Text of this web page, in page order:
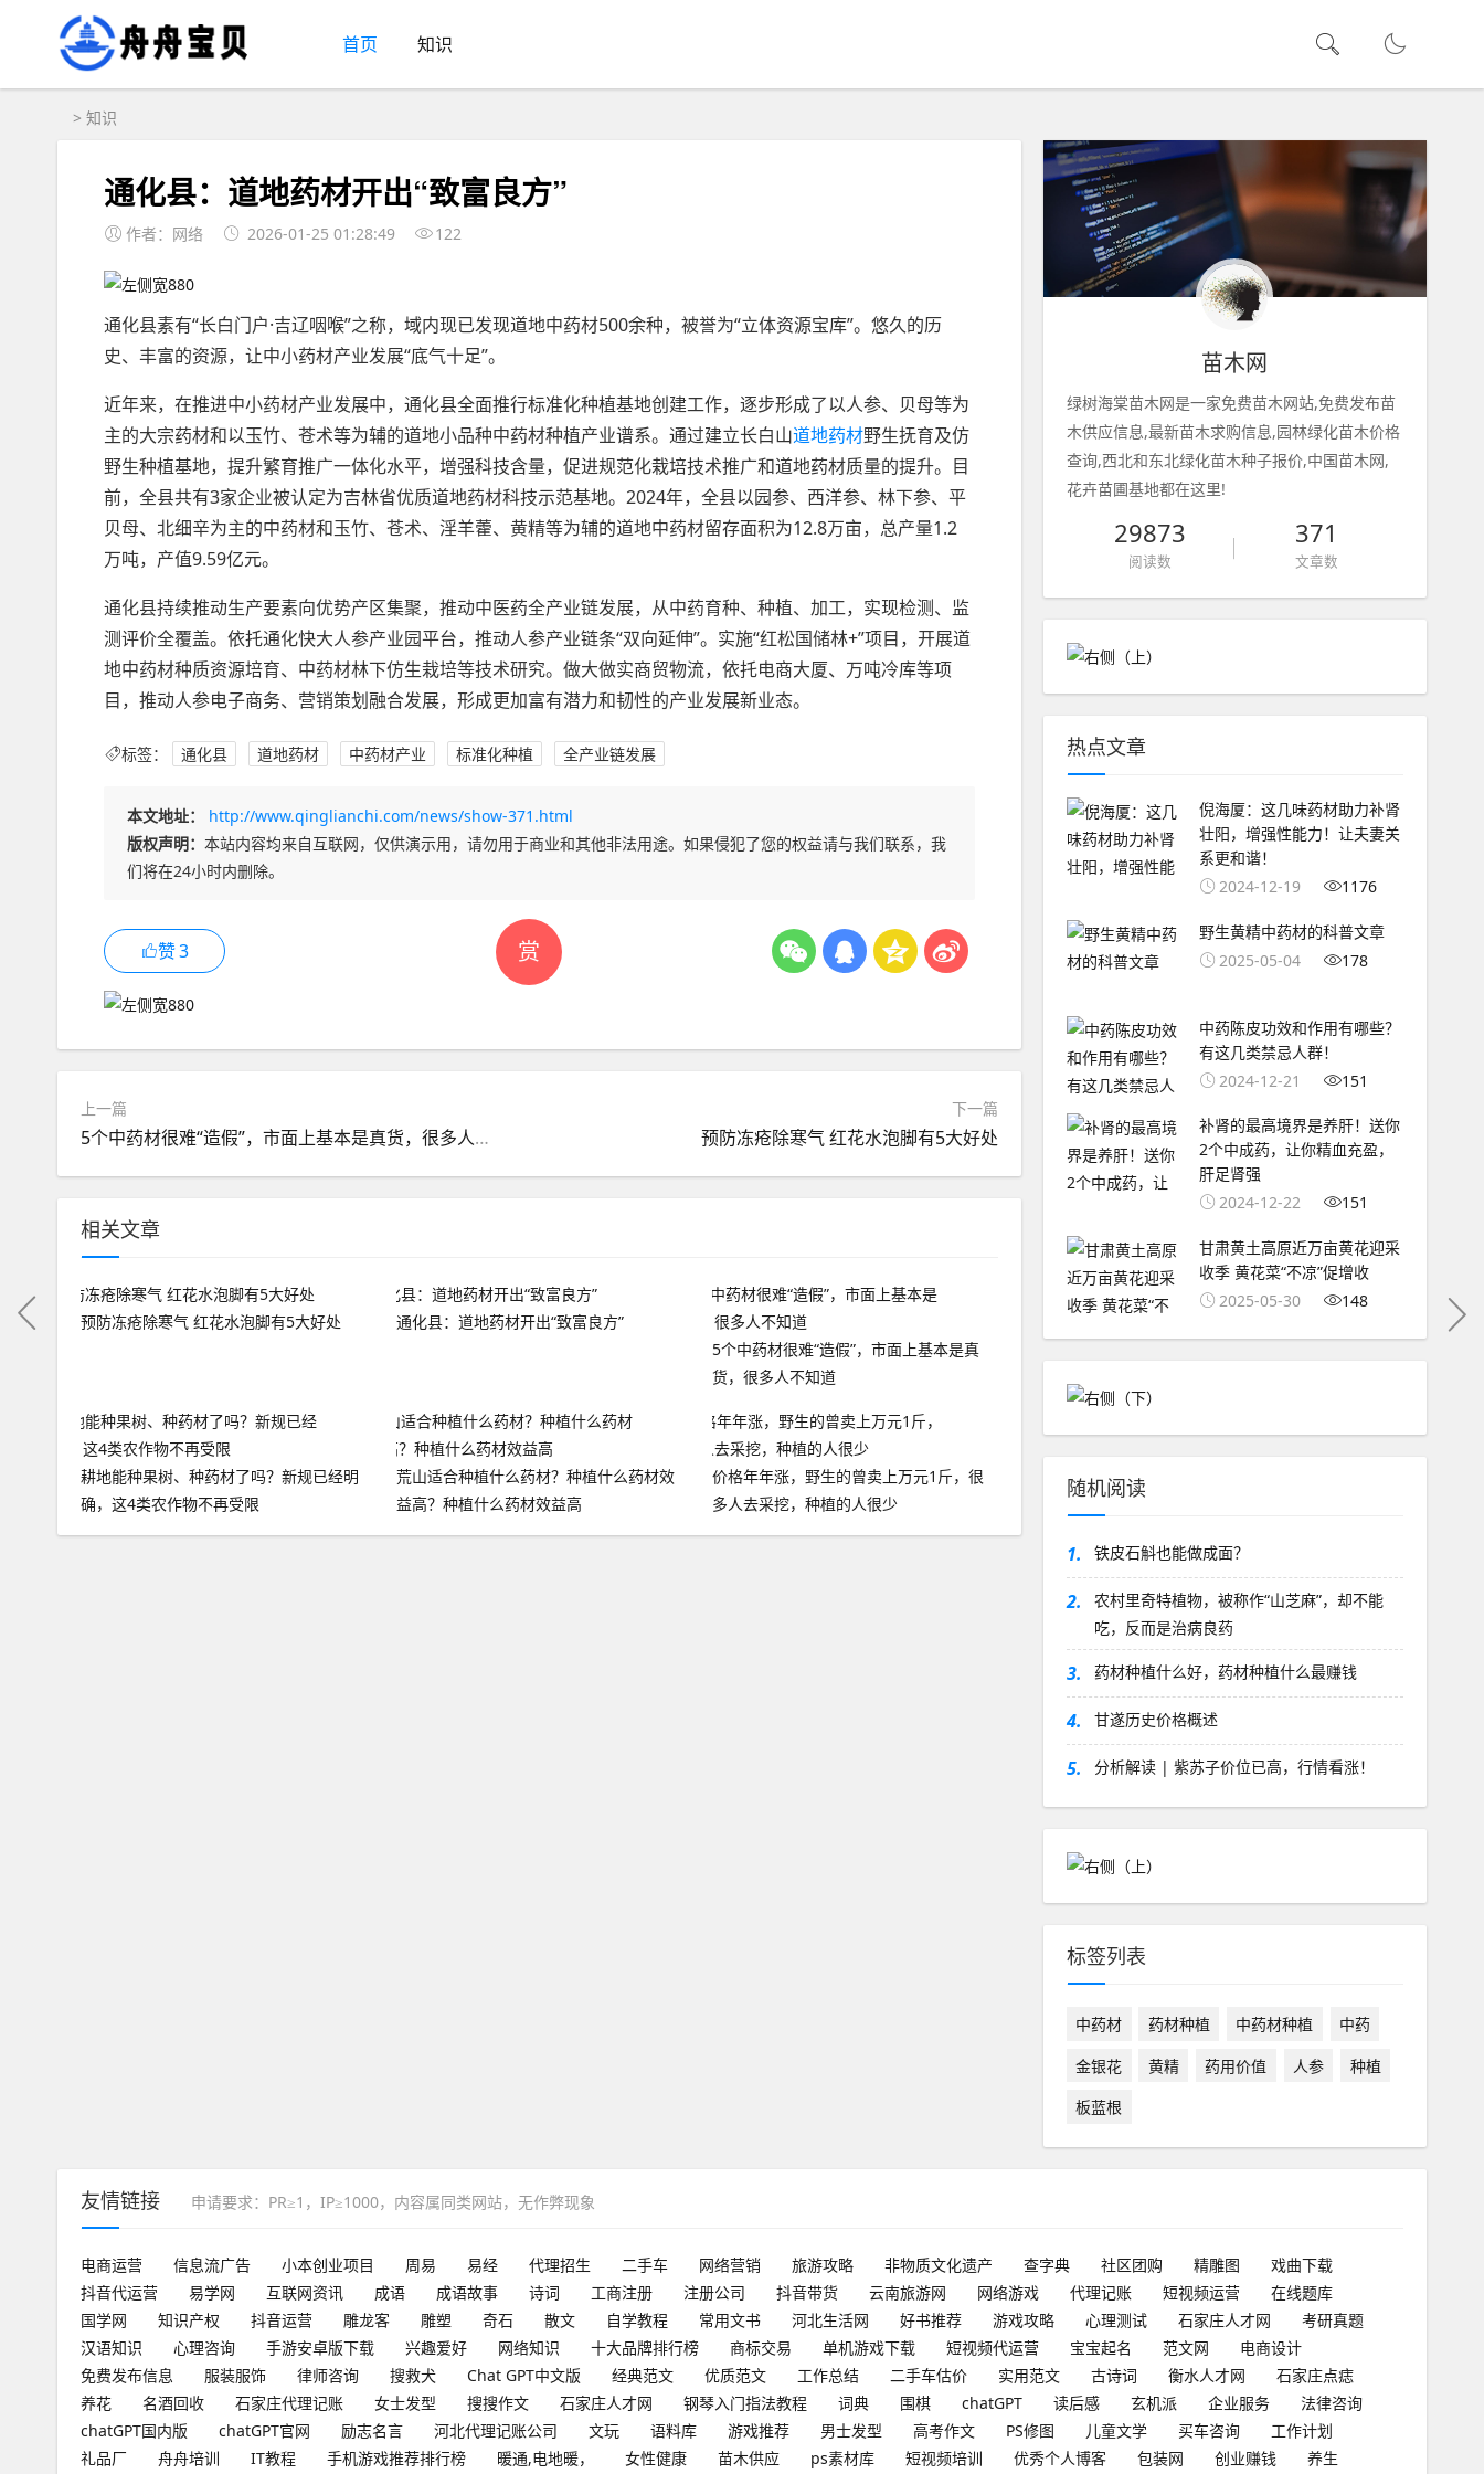
首页 知识
> 知识
通化县：道地药材开出“致富良方”
作者：网络 2026-01-25 01:28:49 122
通化县素有“长白门户·吉辽咽喉”之称，域内现已发现道地中药材500余种，被誉为“立体资源宝库”。悠久的历
史、丰富的资源，让中小药材产业发展“底气十足”。
近年来，在推进中小药材产业发展中，通化县全面推行标准化种植基地创建工作，逐步形成了以人参、贝母等为
主的大宗药材和以玉竹、苍术等为辅的道地小品种中药材种植产业谱系。通过建立长白山道地药材野生抚育及仿
野生种植基地，提升繁育推广一体化水平，增强科技含量，促进规范化栽培技术推广和道地药材质量的提升。目
前，全县共有3家企业被认定为吉林省优质道地药材科技示范基地。2024年，全县以园参、西洋参、林下参、平
贝母、北细辛为主的中药材和玉竹、苍术、淫羊藿、黄精等为辅的道地中药材留存面积为12.8万亩，总产量1.2
万吨，产值9.59亿元。
通化县持续推动生产要素向优势产区集聚，推动中医药全产业链发展，从中药育种、种植、加工，实现检测、监
测评价全覆盖。依托通化快大人参产业园平台，推动人参产业链条“双向延伸”。实施“红松国储林+”项目，开展道
地中药材种质资源培育、中药材林下仿生栽培等技术研究。做大做实商贸物流，依托电商大厦、万吨冷库等项
目，推动人参电子商务、营销策划融合发展，形成更加富有潜力和韧性的产业发展新业态。
标签： 通化县 道地药材 中药材产业 标准化种植 全产业链发展
赏
本文地址：
http://www.qinglianchi.com/news/show-371.html
版权声明： 本站内容均来自互联网，仅供演示用，请勿用于商业和其他非法用途。如果侵犯了您的权益请与我们联系，我
们将在24小时内删除。
赞3
上一篇
5个中药材很难“造假”，市面上基本是真货，很多人不知道
下一篇
预防冻疮除寒气 红花水泡脚有5大好处
相关文章
预防冻疮除寒气 红花水泡脚有5大好处
通化县：道地药材开出“致富良方”
5个中药材很难“造假”，市面上基本是真
货，很多人不知道
耕地能种果树、种药材了吗？新规已经明
确，这4类农作物不再受限
荒山适合种植什么药材？种植什么药材效
益高？种植什么药材效益高
价格年年涨，野生的曾卖上万元1斤，很
多人去采挖，种植的人很少
苗木网
绿树海棠苗木网是一家免费苗木网站,免费发布苗
木供应信息,最新苗木求购信息,园林绿化苗木价格
查询,西北和东北绿化苗木种子报价,中国苗木网,
花卉苗圃基地都在这里!
29873
阅读数
371
文章数
热点文章
倪海厦：这几味药材助力补肾
壮阳，增强性能力！让夫妻关
系更和谐！
2024-12-19
1176
野生黄精中药材的科普文章
2025-05-04
178
中药陈皮功效和作用有哪些？
有这几类禁忌人群！
2024-12-21
151
补肾的最高境界是养肝！送你
2个中成药，让你精血充盈，
肝足肾强
2024-12-22
151
甘肃黄土高原近万亩黄花迎采
收季 黄花菜“不凉”促增收
2025-05-30
148
随机阅读
1. 铁皮石斛也能做成面？
2.
农村里奇特植物，被称作“山芝麻”，却不能
吃，反而是治病良药
3. 药材种植什么好，药材种植什么最赚钱
4. 甘遂历史价格概述
5. 分析解读 | 紫苏子价位已高，行情看涨！
标签列表
中药材 药材种植 中药材种植
中药
金银花
黄精 药用价值 人参
种植
板蓝根
友情链接 申请要求：PR≥1，IP≥1000，内容属同类网站，无作弊现象
电商运营 信息流广告 小本创业项目 周易 易经 代理招生 二手车 网络营销 旅游攻略 非物质文化遗产 查字典 社区团购 精雕图
戏曲下载
抖音代运营
易学网 互联网资讯 成语 成语故事 诗词 工商注册 注册公司 抖音带货 云南旅游网 网络游戏 代理记账 短视频运营
在线题库
国学网
知识产权 抖音运营 雕龙客 雕塑 奇石 散文 自学教程 常用文书 河北生活网 好书推荐 游戏攻略 心理测试 石家庄人才网
考研真题
汉语知识
心理咨询 手游安卓版下载 兴趣爱好 网络知识 十大品牌排行榜 商标交易 单机游戏下载 短视频代运营 宝宝起名 范文网
电商设计
免费发布信息
服装服饰 律师咨询 搜救犬 Chat GPT中文版 经典范文 优质范文 工作总结 二手车估价 实用范文 古诗词 衡水人才网
石家庄点痣
养花
名酒回收 石家庄代理记账 女士发型 搜搜作文 石家庄人才网 钢琴入门指法教程 词典 围棋 chatGPT 读后感 玄机派 企业服务
法律咨询
chatGPT国内版
chatGPT官网 励志名言 河北代理记账公司 文玩 语料库 游戏推荐 男士发型 高考作文 PS修图 儿童文学 买车咨询
工作计划
礼品厂
舟舟培训 IT教程 手机游戏推荐排行榜 暖通,电地暖， 女性健康 苗木供应 ps素材库 短视频培训 优秀个人博客 包装网 创业赚钱 养生